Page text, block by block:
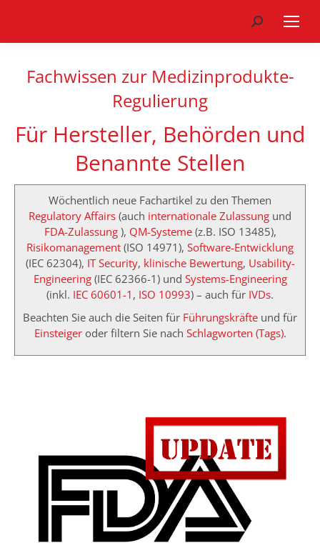
Search:
Fachwissen zur Medizinprodukte-
Regulierung
Für Hersteller, Behörden und
Benannte Stellen
Wöchentlich neue Fachartikel zu den Themen
Regulatory Affairs (auch internationale Zulassung und
FDA-Zulassung), QM-Systeme(z.B. ISO 13485),
Risikomanagement (ISO 14971), Software-Entwicklung
(IEC 62304), IT Security, klinische Bewertung, Usability-
Engineering(IEC 62366-1) und Systems-Engineering
(inkl. IEC 60601-1 , ISO 10993) – auch für IVDs.
Beachten Sie auch die Seiten für Führungskräfte und für
Einsteigeroder filtern Sie nach Schlagworten (Tags).